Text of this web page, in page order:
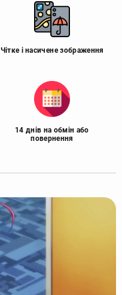
Чітке і насичене зображення
14 днів на обмін або
повернення